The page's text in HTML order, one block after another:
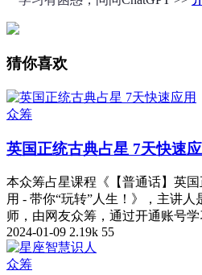
猜你喜欢
众筹
英国正统古典占星 7天快速
本众筹占星课程《【普通话】英
用 - 带你“玩转”人生！》，主讲人
师，由网友众筹，通过开通账号
2024-01-09 2.19k 55
众筹